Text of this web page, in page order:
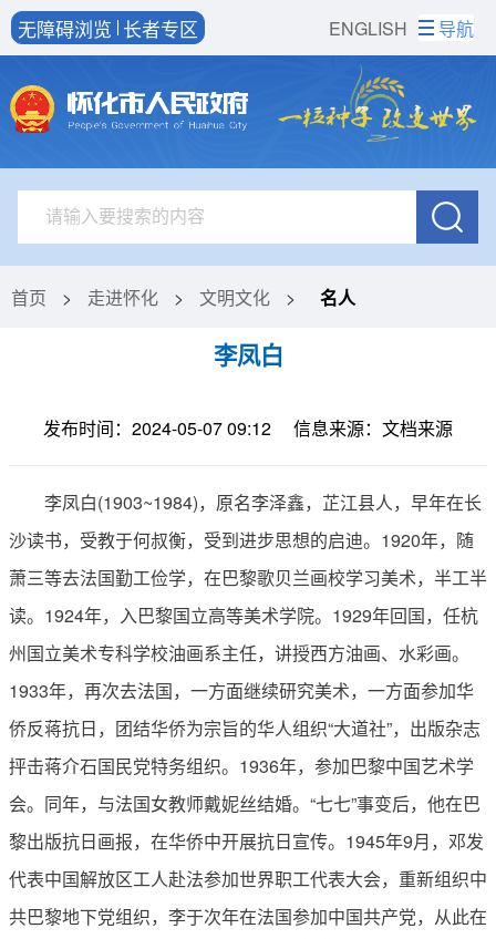
ENGLISH
无障碍浏览 长者专区 导航
首页 > 走进怀化 > 文明文化 > 名人
李凤白
发布时间：2024-05-07 09:12 信息来源：文档来源
李凤白(1903~1984)，原名李泽鑫，芷江县人，早年在长
沙读书，受教于何叔衡，受到进步思想的启迪。1920年，随
萧三等去法国勤工俭学，在巴黎歌贝兰画校学习美术，半工半
读。1924年，入巴黎国立高等美术学院。1929年回国，任杭
州国立美术专科学校油画系主任，讲授西方油画、水彩画。
1933年，再次去法国，一方面继续研究美术，一方面参加华
侨反蒋抗日，团结华侨为宗旨的华人组织“大道社”，出版杂志
抨击蒋介石国民党特务组织。1936年，参加巴黎中国艺术学
会。同年，与法国女教师戴妮丝结婚。“七七”事变后，他在巴
黎出版抗日画报，在华侨中开展抗日宣传。1945年9月，邓发
代表中国解放区工人赴法参加世界职工代表大会，重新组织中
共巴黎地下党组织，李于次年在法国参加中国共产党，从此在